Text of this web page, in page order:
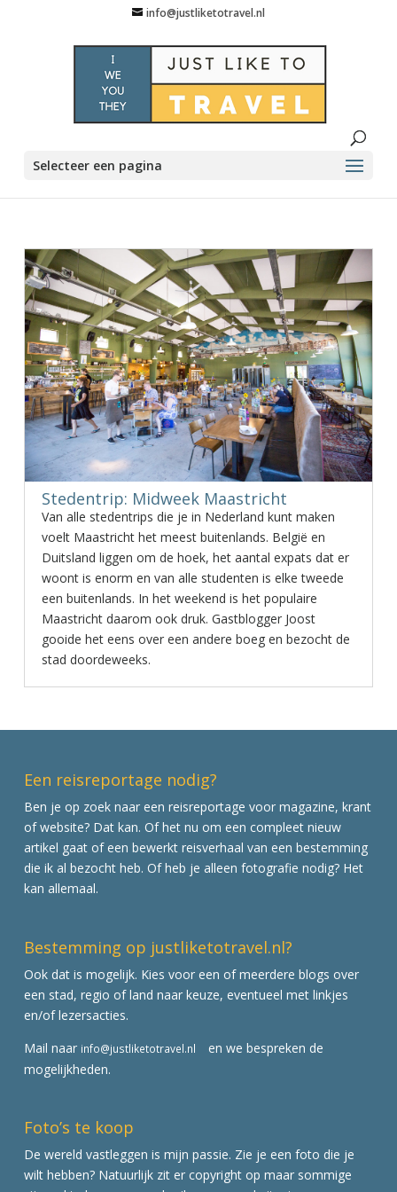
info@justliketotravel.nl
Selecteer een pagina
Stedentrip: Midweek Maastricht
Van alle stedentrips die je in Nederland kunt maken
voelt Maastricht het meest buitenlands. België en
Duitsland liggen om de hoek, het aantal expats dat er
woont is enorm en van alle studenten is elke tweede
een buitenlands. In het weekend is het populaire
Maastricht daarom ook druk. Gastblogger Joost
gooide het eens over een andere boeg en bezocht de
stad doordeweeks.
Een reisreportage nodig?
Ben je op zoek naar een reisreportage voor magazine, krant
of website? Dat kan. Of het nu om een compleet nieuw
artikel gaat of een bewerkt reisverhaal van een bestemming
die ik al bezocht heb. Of heb je alleen fotografie nodig? Het
kan allemaal.
Bestemming op justliketotravel.nl?
Ook dat is mogelijk. Kies voor een of meerdere blogs over
een stad, regio of land naar keuze, eventueel met linkjes
en/of lezersacties.
Mail naar info@justliketotravel.nl
en we bespreken de
mogelijkheden.
Foto’s te koop
De wereld vastleggen is mijn passie. Zie je een foto die je
wilt hebben? Natuurlijk zit er copyright op maar sommige